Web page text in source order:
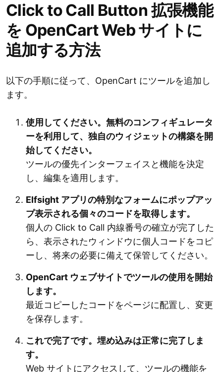
Click to Call Button 拡張機能
を OpenCart Web サイトに
追加する方法
以下の手順に従って、OpenCart にツールを追加し
ます。
使用してください。無料のコンフィギュレータ
ーを利用して、独自のウィジェットの構築を開
始してください。
ツールの優先インターフェイスと機能を決定
し、編集を適用します。
Elfsight アプリの特別なフォームにポップアッ
プ表示される個々のコードを取得します。
個人の Click to Call 内線番号の確立が完了した
ら、表示されたウィンドウに個人コードをコピ
ーし、将来の必要に備えて保管してください。
OpenCart ウェブサイトでツールの使用を開始
します。
最近コピーしたコードをページに配置し、変更
を保存します。
これで完了です。埋め込みは正常に完了しま
す。
Web サイトにアクセスして、ツールの機能を